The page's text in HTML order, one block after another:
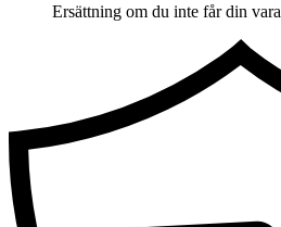
Ersättning om du inte får din vara